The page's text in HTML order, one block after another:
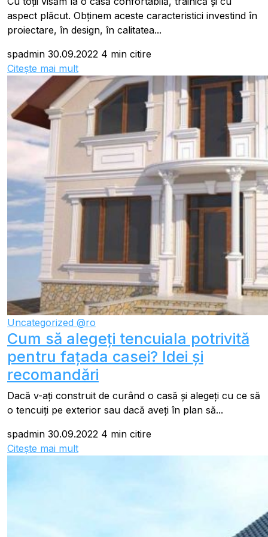
aspect plăcut. Obținem aceste caracteristici investind în
proiectare, în design, în calitatea...
spadmin 30.09.2022 4 min citire
Citește mai mult
Uncategorized @ro
Cum să alegeți tencuiala potrivită
pentru fațada casei? Idei și
recomandări
Dacă v-ați construit de curând o casă și alegeți cu ce să
o tencuiți pe exterior sau dacă aveți în plan să...
spadmin 30.09.2022 4 min citire
Citește mai mult